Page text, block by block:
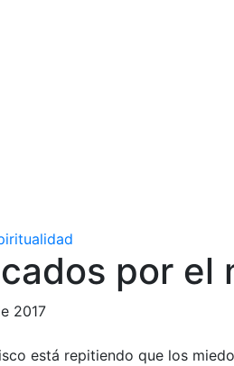
por el
2017
está repitiendo que los